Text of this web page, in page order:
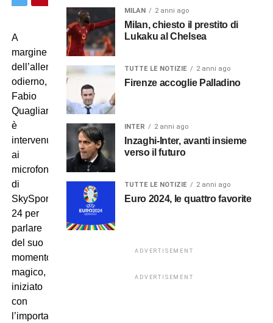
A
margine
dell’allenamento
odierno,
Fabio
Quagliarella
è
intervenuto
ai
microfoni
di
SkySport
24 per
parlare
del suo
momento
magico,
iniziato
con
l’importantissimo
MILAN 2 anni ago
Milan, chiesto il prestito di
Lukaku al Chelsea
TUTTE LE NOTIZIE 2 anni ago
Firenze accoglie Palladino
INTER 2 anni ago
Inzaghi-Inter, avanti insieme
verso il futuro
TUTTE LE NOTIZIE 2 anni ago
Euro 2024, le quattro favorite
ADVERTISEMENT
ADVERTISEMENT